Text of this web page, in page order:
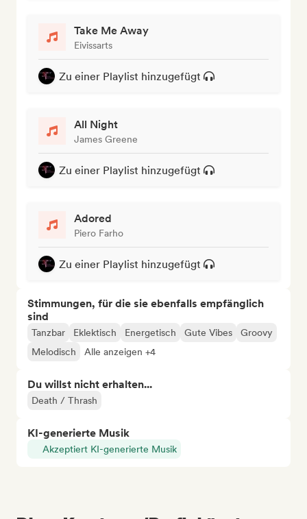
Take Me Away
Eivissarts
Zu einer Playlist hinzugefügt
All Night
James Greene
Zu einer Playlist hinzugefügt
Adored
Piero Farho
Zu einer Playlist hinzugefügt
Stimmungen, für die sie ebenfalls empfänglich
sind
Tanzbar Eklektisch Energetisch Gute Vibes
Groovy
Melodisch
Alle anzeigen +4
Du willst nicht erhalten...
Death / Thrash
KI-generierte Musik
Akzeptiert KI-generierte Musik